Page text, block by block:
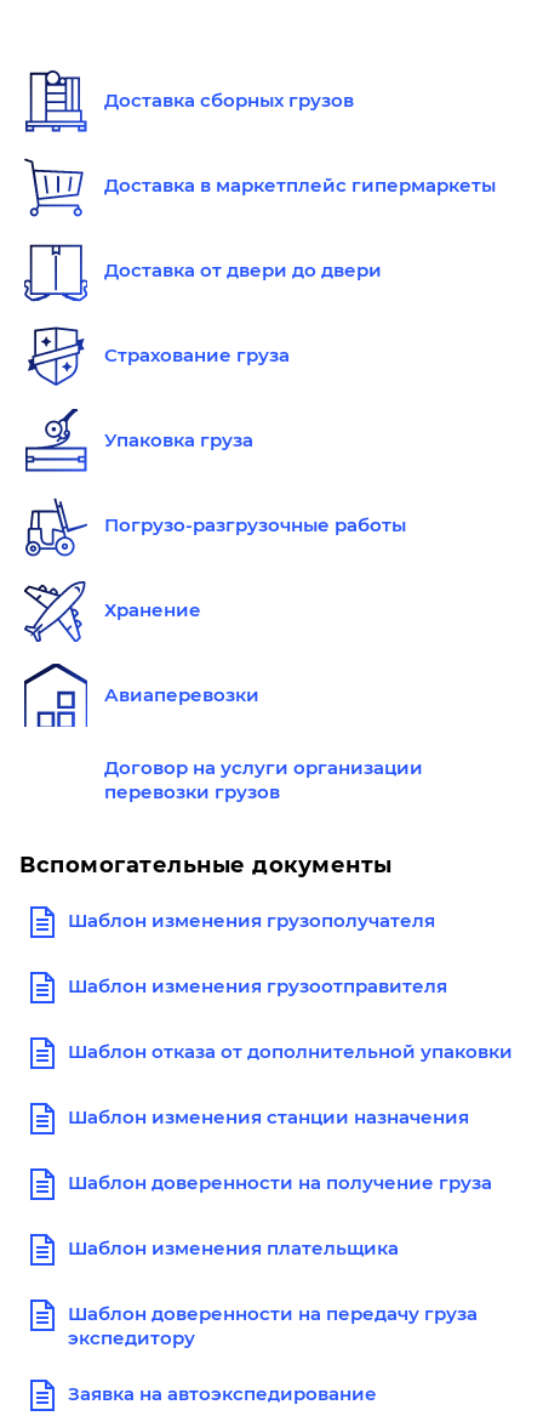
Доставка сборных грузов
Доставка в маркетплейс гипермаркеты
Доставка от двери до двери
Страхование груза
Упаковка груза
Погрузо-разгрузочные работы
Хранение
Авиаперевозки
Договор на услуги организации
перевозки грузов
Вспомогательные документы
Шаблон изменения грузополучателя
Шаблон изменения грузоотправителя
Шаблон отказа от дополнительной упаковки
Шаблон изменения станции назначения
Шаблон доверенности на получение груза
Шаблон изменения плательщика
Шаблон доверенности на передачу груза
экспедитору
Заявка на автоэкспедирование